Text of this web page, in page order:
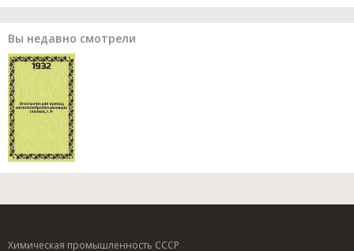
Вы недавно смотрели
Химическая промышленность СССР